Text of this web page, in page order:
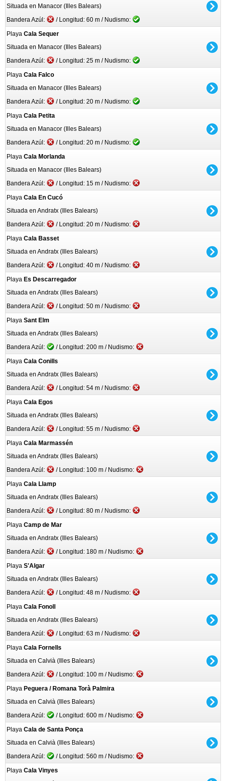
Situada en Manacor (Illes Balears)
Bandera Azúl:
/ Longitud: 60 m / Nudismo:
Playa Cala Sequer
Situada en Manacor (Illes Balears)
Bandera Azúl:
/ Longitud: 25 m / Nudismo:
Playa Cala Falco
Situada en Manacor (Illes Balears)
Bandera Azúl:
/ Longitud: 20 m / Nudismo:
Playa Cala Petita
Situada en Manacor (Illes Balears)
Bandera Azúl:
/ Longitud: 20 m / Nudismo:
Playa Cala Morlanda
Situada en Manacor (Illes Balears)
Bandera Azúl:
/ Longitud: 15 m / Nudismo:
Playa Cala En Cucó
Situada en Andratx (Illes Balears)
Bandera Azúl:
/ Longitud: 20 m / Nudismo:
Playa Cala Basset
Situada en Andratx (Illes Balears)
Bandera Azúl:
/ Longitud: 40 m / Nudismo:
Playa Es Descarregador
Situada en Andratx (Illes Balears)
Bandera Azúl:
/ Longitud: 50 m / Nudismo:
Playa Sant Elm
Situada en Andratx (Illes Balears)
Bandera Azúl:
/ Longitud: 200 m / Nudismo:
Playa Cala Conills
Situada en Andratx (Illes Balears)
Bandera Azúl:
/ Longitud: 54 m / Nudismo:
Playa Cala Egos
Situada en Andratx (Illes Balears)
Bandera Azúl:
/ Longitud: 55 m / Nudismo:
Playa Cala Marmassén
Situada en Andratx (Illes Balears)
Bandera Azúl:
/ Longitud: 100 m / Nudismo:
Playa Cala Llamp
Situada en Andratx (Illes Balears)
Bandera Azúl:
/ Longitud: 80 m / Nudismo:
Playa Camp de Mar
Situada en Andratx (Illes Balears)
Bandera Azúl:
/ Longitud: 180 m / Nudismo:
Playa S'Algar
Situada en Andratx (Illes Balears)
Bandera Azúl:
/ Longitud: 48 m / Nudismo:
Playa Cala Fonoll
Situada en Andratx (Illes Balears)
Bandera Azúl:
/ Longitud: 63 m / Nudismo:
Playa Cala Fornells
Situada en Calvià (Illes Balears)
Bandera Azúl:
/ Longitud: 100 m / Nudismo:
Playa Peguera / Romana Torà Palmira
Situada en Calvià (Illes Balears)
Bandera Azúl:
/ Longitud: 600 m / Nudismo:
Playa Cala de Santa Ponça
Situada en Calvià (Illes Balears)
Bandera Azúl:
/ Longitud: 560 m / Nudismo:
Playa Cala Vinyes